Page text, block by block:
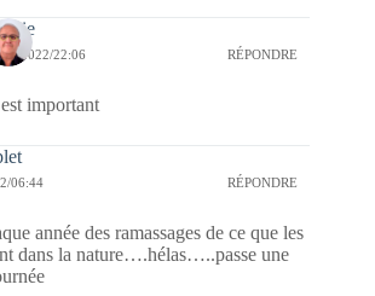
08/2022/22:06 RÉPONDRE
important
06:44 RÉPONDRE
année des ramassages de ce que les
dans la nature….hélas…..passe une